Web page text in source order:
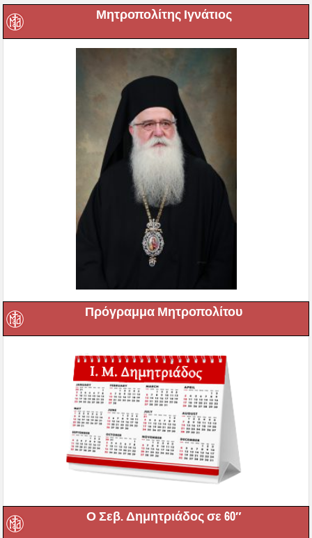
Μητροπολίτης Ιγνάτιος
Πρόγραμμα Μητροπολίτου
Ο Σεβ. Δημητριάδος σε 60″